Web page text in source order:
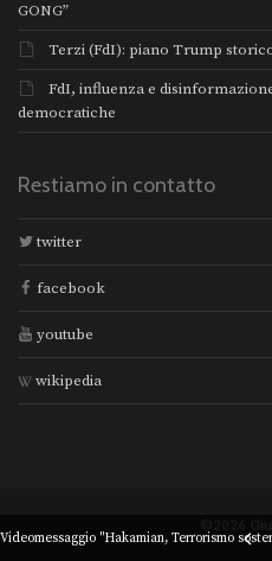
Videomessaggio "Hakamian, Terrorismo
GONG”
Terzi (FdI): piano Trump
FdI, influenza e
democratiche
Restiamo in contatto
twitter
facebook
youtube
wikipedia